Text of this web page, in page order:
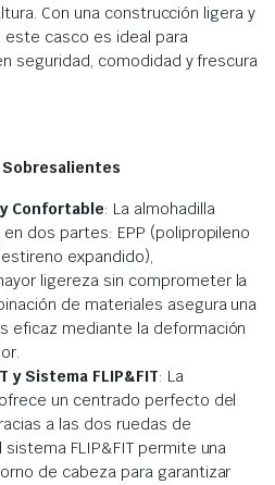
Con una construcción ligera y
casco es ideal para
seguridad, comodidad y frescura
Confortable: La almohadilla
dos partes: EPP (polipropileno
expandido),
ligereza sin comprometer la
de materiales asegura una
eficaz mediante la deformación
y Sistema FLIP&FIT: La
ofrece un centrado perfecto del
a las dos ruedas de
sistema FLIP&FIT permite una
de cabeza para garantizar